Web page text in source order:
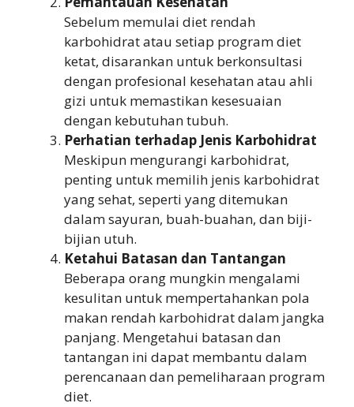
Sebelum memulai diet rendah
karbohidrat atau setiap program diet
ketat, disarankan untuk berkonsultasi
dengan profesional kesehatan atau ahli
gizi untuk memastikan kesesuaian
dengan kebutuhan tubuh.
Perhatian terhadap Jenis Karbohidrat
Meskipun mengurangi karbohidrat,
penting untuk memilih jenis karbohidrat
yang sehat, seperti yang ditemukan
dalam sayuran, buah-buahan, dan biji-
bijian utuh.
Ketahui Batasan dan Tantangan
Beberapa orang mungkin mengalami
kesulitan untuk mempertahankan pola
makan rendah karbohidrat dalam jangka
panjang. Mengetahui batasan dan
tantangan ini dapat membantu dalam
perencanaan dan pemeliharaan program
diet.